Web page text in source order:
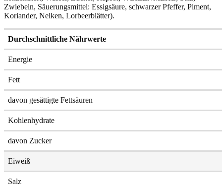
Zwiebeln, Säuerungsmittel: Essigsäure, schwarzer Pfeffer, Piment,
Koriander, Nelken, Lorbeerblätter).
Durchschnittliche Nährwerte
Energie
Fett
davon gesättigte Fettsäuren
Kohlenhydrate
davon Zucker
Eiweiß
Salz